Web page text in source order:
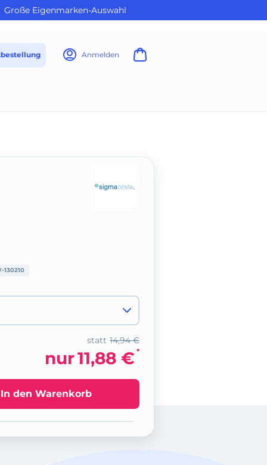
Große Eigenmarken-Auswahl
Anmelden
130210
14,94 €
statt
nur11,88 € *
In den Warenkorb